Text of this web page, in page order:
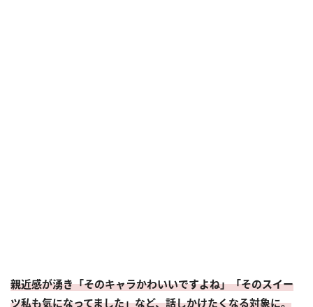
親近感が湧き「そのキャラかわいいですよね」「そのスイー
ツ私も気になってました」など、話しかけたくなる対象に。